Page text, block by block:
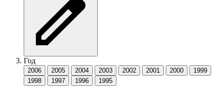
Год
2006 2005 2004 2003 2002 2001 2000
1999
1998
1997 1996 1995